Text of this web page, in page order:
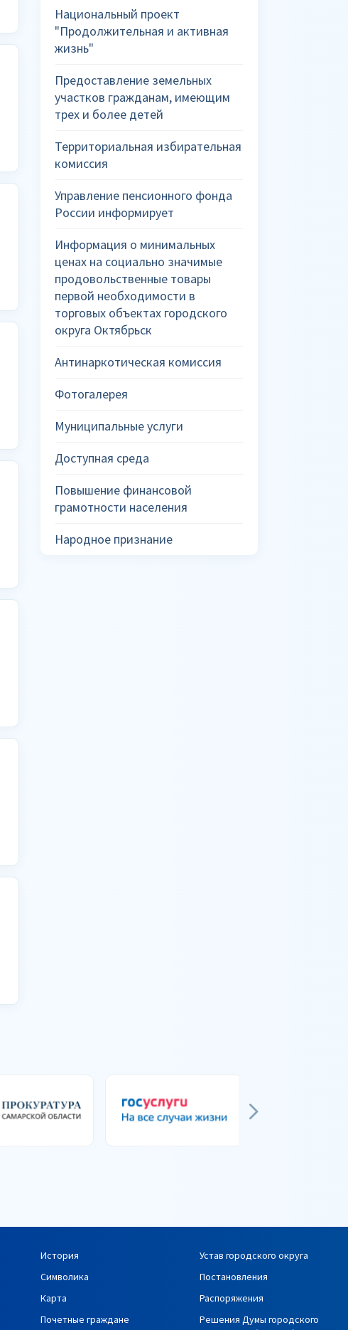
Национальный проект
"Продолжительная и активная
жизнь"
Предоставление земельных
участков гражданам, имеющим
трех и более детей
Территориальная избирательная
комиссия
Управление пенсионного фонда
России информирует
Информация о минимальных
ценах на социально значимые
продовольственные товары
первой необходимости в
торговых объектах городского
округа Октябрьск
Антинаркотическая комиссия
Фотогалерея
Муниципальные услуги
Доступная среда
Повышение финансовой
грамотности населения
Народное признание
История
Символика
Карта
Почетные граждане
Устав городского округа
Постановления
Распоряжения
Решения Думы городского